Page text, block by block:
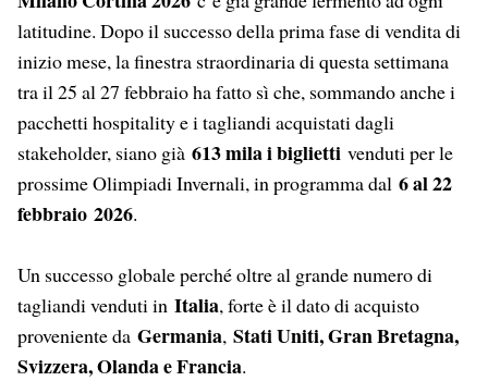
latitudine. Dopo il successo della prima fase di vendita di
inizio mese, la finestra straordinaria di questa settimana
tra il 25 al 27 febbraio ha fatto sì che, sommando anche i
pacchetti hospitality e i tagliandi acquistati dagli
stakeholder, siano già 613 mila i biglietti venduti per le
prossime Olimpiadi Invernali, in programma dal 6 al 22
febbraio 2026.
Un successo globale perché oltre al grande numero di
tagliandi venduti in Italia, forte è il dato di acquisto
proveniente da Germania, Stati Uniti, Gran Bretagna,
Svizzera, Olanda e Francia.